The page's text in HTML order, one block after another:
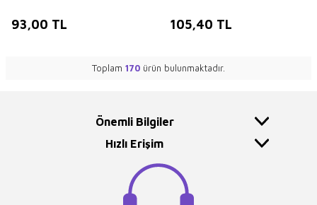
93,00 TL 105,40 TL
Toplam 170 ürün bulunmaktadır.
Önemli Bilgiler
Hızlı Erişim